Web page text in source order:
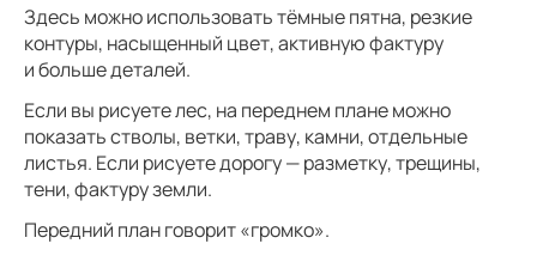
Здесь можно использовать тёмные пятна, резкие
контуры, насыщенный цвет, активную фактуру
и больше деталей.
Если вы рисуете лес, на переднем плане можно
показать стволы, ветки, траву, камни, отдельные
листья. Если рисуете дорогу — разметку, трещины,
тени, фактуру земли.
Передний план говорит «громко».